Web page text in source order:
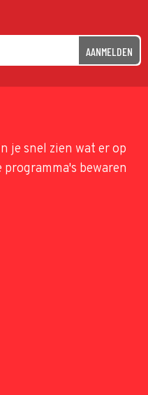
AANMELDEN
je snel zien wat er op
bewaren